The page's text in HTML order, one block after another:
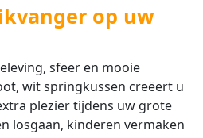
op uw
sfeer en mooie
wit springkussen creëert u
plezier tijdens uw grote
losgaan, kinderen vermaken